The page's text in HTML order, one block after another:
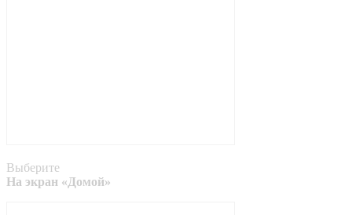
Выберите
На экран «Домой»